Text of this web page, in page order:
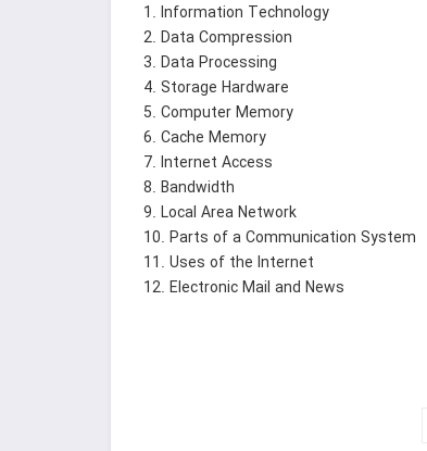
1. Information Technology
2. Data Compression
3. Data Processing
4. Storage Hardware
5. Computer Memory
6. Cache Memory
7. Internet Access
8. Bandwidth
9. Local Area Network
10. Parts of a Communication System
11. Uses of the Internet
12. Electronic Mail and News